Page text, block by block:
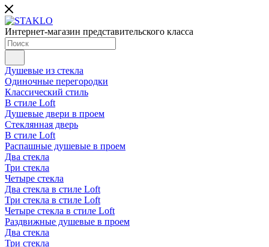
Интернет-магазин представительского класса
Душевые из стекла
Одиночные перегородки
Классический стиль
В стиле Loft
Душевые двери в проем
Стеклянная дверь
В стиле Loft
Распашные душевые в проем
Два стекла
Три стекла
Четыре стекла
Два стекла в стиле Loft
Три стекла в стиле Loft
Четыре стекла в стиле Loft
Раздвижные душевые в проем
Два стекла
Три стекла